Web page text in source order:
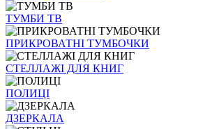
ТУМБИ ТВ
ПРИКРОВАТНІ ТУМБОЧКИ
СТЕЛЛАЖІ ДЛЯ КНИГ
ПОЛИЦІ
ДЗЕРКАЛА